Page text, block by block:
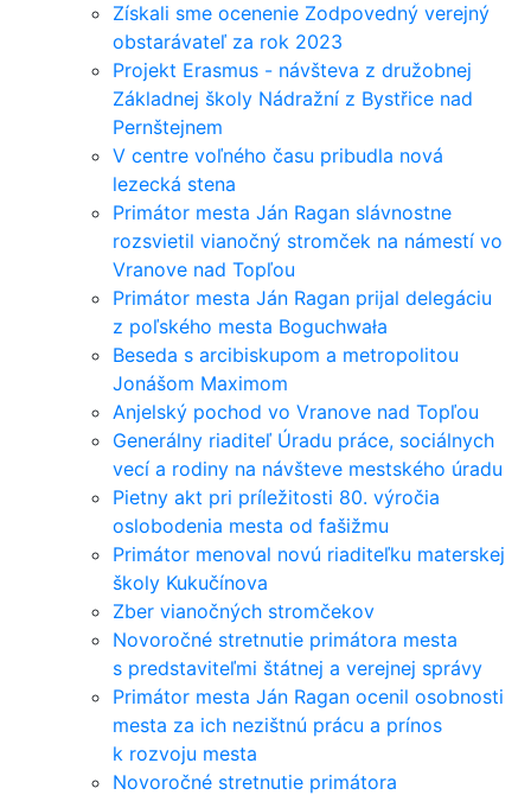
Získali sme ocenenie Zodpovedný verejný
obstarávateľ za rok 2023
Projekt Erasmus - návšteva z družobnej
Základnej školy Nádražní z Bystřice nad
Pernštejnem
V centre voľného času pribudla nová
lezecká stena
Primátor mesta Ján Ragan slávnostne
rozsvietil vianočný stromček na námestí vo
Vranove nad Topľou
Primátor mesta Ján Ragan prijal delegáciu
z poľského mesta Boguchwała
Beseda s arcibiskupom a metropolitou
Jonášom Maximom
Anjelský pochod vo Vranove nad Topľou
Generálny riaditeľ Úradu práce, sociálnych
vecí a rodiny na návšteve mestského úradu
Pietny akt pri príležitosti 80. výročia
oslobodenia mesta od fašižmu
Primátor menoval novú riaditeľku materskej
školy Kukučínova
Zber vianočných stromčekov
Novoročné stretnutie primátora mesta
s predstaviteľmi štátnej a verejnej správy
Primátor mesta Ján Ragan ocenil osobnosti
mesta za ich nezištnú prácu a prínos
k rozvoju mesta
Novoročné stretnutie primátora